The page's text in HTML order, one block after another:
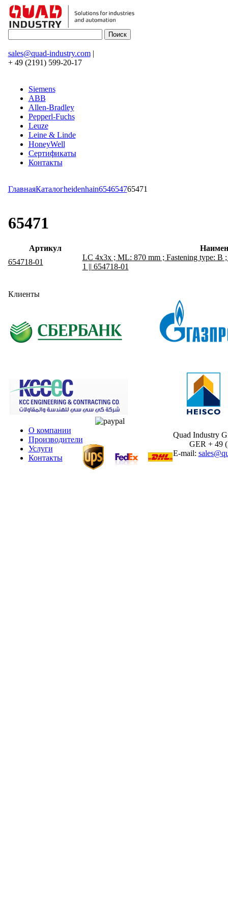
sales@quad-industry.com|
+ 49 (2191) 599-20-17
Siemens
ABB
Allen-Bradley
Pepperl-Fuchs
Leuze
Leine & Linde
HoneyWell
Сертификаты
Контакты
ГлавнаяКаталогheidenhain654654765471
65471
Артикул
654718-01
LC 4x3x ; ML: 870 mm ; Fastening type: B
1 || 654718-01
Клиенты
О компании
Производители
Услуги
Контакты
Quad Industry
GER + 49
E-mail: